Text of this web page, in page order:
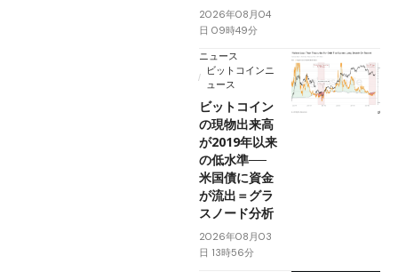
2026年08月04
日 09時49分
ニュース
ビットコインニ
ュース
ビットコイン
の現物出来高
が2019年以来
の低水準──
米国債に資金
が流出＝グラ
スノード分析
2026年08月03
日 13時56分